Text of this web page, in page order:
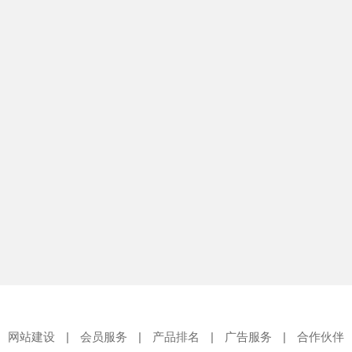
网站建设 | 会员服务 | 产品排名 | 广告服务 | 合作伙伴